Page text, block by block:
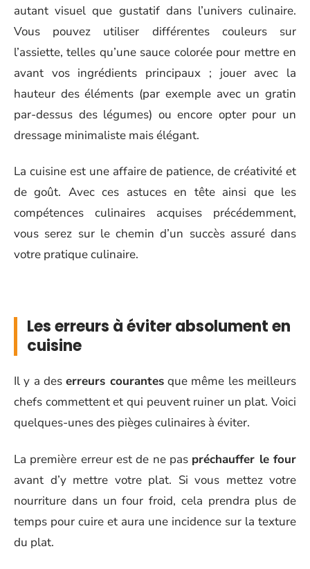
autant visuel que gustatif dans l’univers culinaire.
Vous pouvez utiliser différentes couleurs sur
l’assiette, telles qu’une sauce colorée pour mettre en
avant vos ingrédients principaux ; jouer avec la
hauteur des éléments (par exemple avec un gratin
par-dessus des légumes) ou encore opter pour un
dressage minimaliste mais élégant.
La cuisine est une affaire de patience, de créativité et
de goût. Avec ces astuces en tête ainsi que les
compétences culinaires acquises précédemment,
vous serez sur le chemin d’un succès assuré dans
votre pratique culinaire.
Les erreurs à éviter absolument en
cuisine
Il y a deserreurs courantesque même les meilleurs
chefs commettent et qui peuvent ruiner un plat. Voici
quelques-unes des pièges culinaires à éviter.
La première erreur est de ne pas préchauffer le four
avant d’y mettre votre plat. Si vous mettez votre
nourriture dans un four froid, cela prendra plus de
temps pour cuire et aura une incidence sur la texture
du plat.